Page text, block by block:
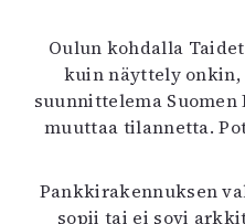
Oulun kohdalla
kuin näyttely onkin,
suunnittelema
muuttaa tilannetta.
Pankkirakennuksen
sopii tai ei sovi